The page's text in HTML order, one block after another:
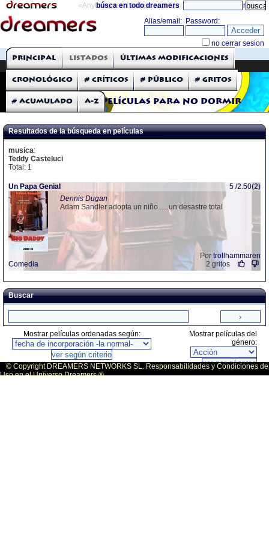
«Anything can happen and it probably will» directorio
búsca en todo dreamers
THE DREAMERS
Críticas: Películas
Películas para no dormir
Principal Listados Últimas modificaciones
Cronológico # Críticos # Público # Gritos
# Acumulado A-Z
Resultados de la búsqueda en películas
musica:
Teddy Casteluci
Total: 1
Un Papa Genial
5 /2.50(2)
Dennis Dugan
Adam Sandler adopta un niño......un desastre total
Por trollhammaren
Comedia
2 gritos
Buscar
Mostrar películas ordenadas según:
Mostrar películas del
género:
© Copyright DREAMERS NETWORKS SL. Responsabilidades y Condiciones de
Uso en el Universo Dreamers ®